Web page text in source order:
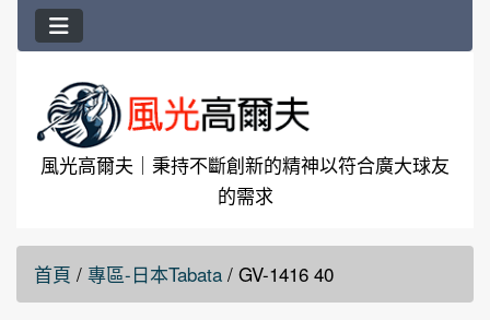
風光高爾夫｜秉持不斷創新的精神以符合廣大球友
的需求
首頁 / 專區-日本Tabata / GV-1416 40